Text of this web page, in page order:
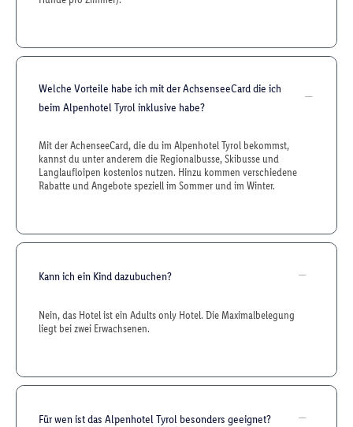
Welche Vorteile habe ich mit der AchsenseeCard die ich
beim Alpenhotel Tyrol inklusive habe?
Mit der AchenseeCard, die du im Alpenhotel Tyrol bekommst,
kannst du unter anderem die Regionalbusse, Skibusse und
Langlaufloipen kostenlos nutzen. Hinzu kommen verschiedene
Rabatte und Angebote speziell im Sommer und im Winter.
Kann ich ein Kind dazubuchen?
Nein, das Hotel ist ein Adults only Hotel. Die Maximalbelegung
liegt bei zwei Erwachsenen.
Für wen ist das Alpenhotel Tyrol besonders geeignet?